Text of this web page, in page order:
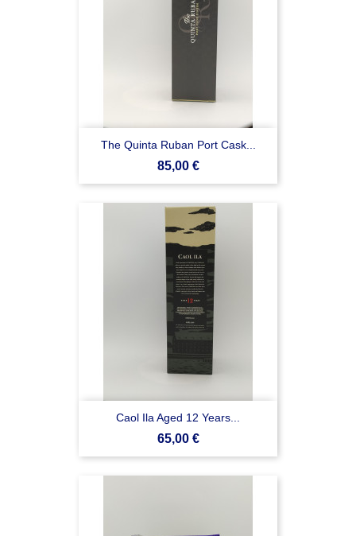
The Quinta Ruban Port Cask...
Prezzo
85,00 €
Caol Ila Aged 12 Years...
Prezzo
65,00 €